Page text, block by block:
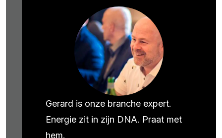
Gerard is onze branche expert.
Energie zit in zijn DNA. Praat met
hem.